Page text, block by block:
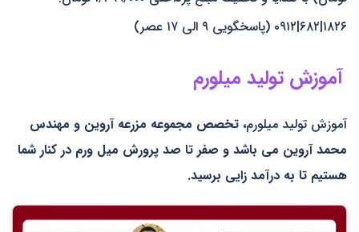
۱۸۲۶|۶۸۲|۰۹۱۲ (پاسخگویی ۹ الی ۱۷ عصر)
آموزش تولید میلورم
آموزش تولید میلورم، تخصص مجموعه مزرعه آروین و مهندس
محمد آروین می باشد و صفر تا صد پرورش میل ورم در کنار شما
هستیم تا به درآمد زایی برسید.